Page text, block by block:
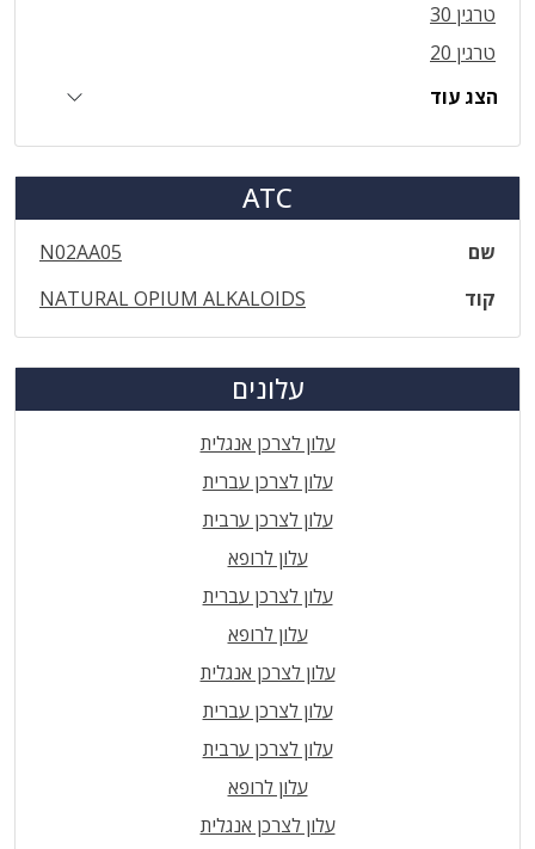
טרגין 30
טרגין 20
הצג עוד
ATC
שם
N02AA05
קוד
NATURAL OPIUM ALKALOIDS
עלונים
עלון לצרכן אנגלית
עלון לצרכן עברית
עלון לצרכן ערבית
עלון לרופא
עלון לצרכן עברית
עלון לרופא
עלון לצרכן אנגלית
עלון לצרכן עברית
עלון לצרכן ערבית
עלון לרופא
עלון לצרכן אנגלית